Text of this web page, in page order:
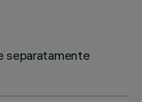
separatamente